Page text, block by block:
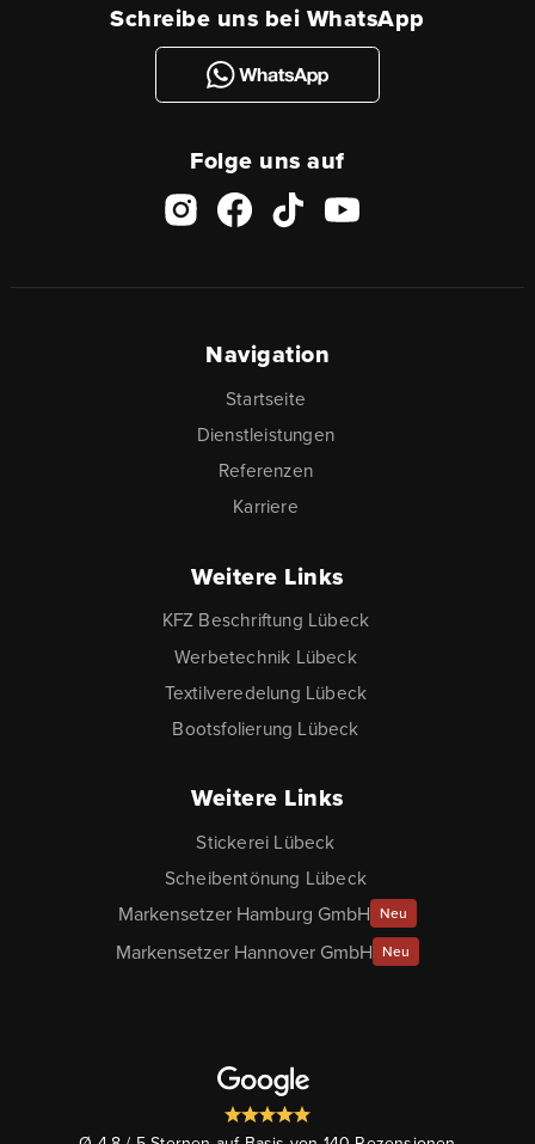
Schreibe uns bei WhatsApp
Folge uns auf
Navigation
Startseite
Dienstleistungen
Referenzen
Karriere
Weitere Links
KFZ Beschriftung Lübeck
Werbetechnik Lübeck
Textilveredelung Lübeck
Bootsfolierung Lübeck
Weitere Links
Stickerei Lübeck
Scheibentönung Lübeck
Markensetzer Hamburg GmbH Neu
Markensetzer Hannover GmbH Neu